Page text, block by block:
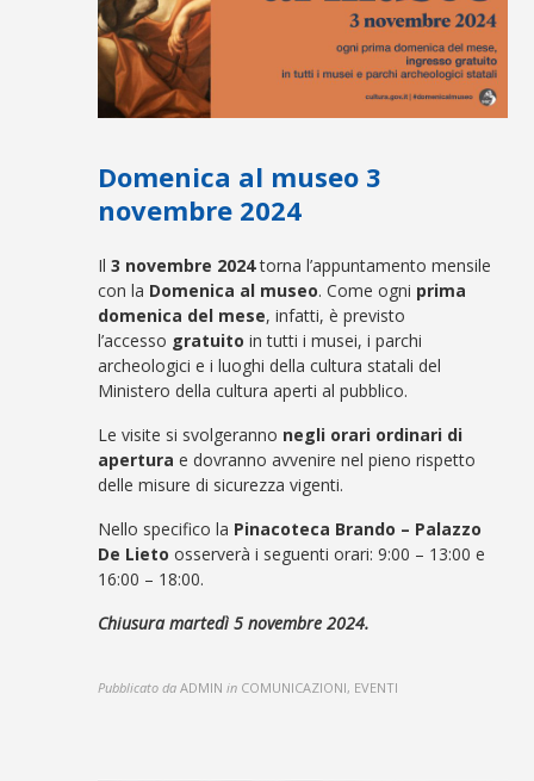
Domenica al museo 3
novembre 2024
Il3 novembre 2024torna l’appuntamento mensile
con la Domenica al museo. Come ogni prima
domenica del mese, infatti, è previsto
l’accesso gratuitoin tutti i musei, i parchi
archeologici e i luoghi della cultura statali del
Ministero della cultura aperti al pubblico.
Le visite si svolgeranno negli orari ordinari di
apertura e dovranno avvenire nel pieno rispetto
delle misure di sicurezza vigenti.
Nello specifico la Pinacoteca Brando – Palazzo
De Lieto osserverà i seguenti orari: 9:00 – 13:00 e
16:00 – 18:00.
Chiusura martedì 5 novembre 2024.
Pubblicato da ADMIN in COMUNICAZIONI, EVENTI